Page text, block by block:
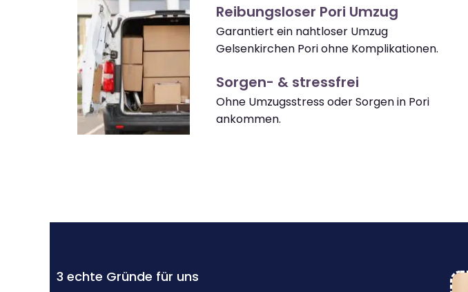
Reibungsloser Pori Umzug
Garantiert ein nahtloser Umzug
Gelsenkirchen Pori ohne Komplikationen.
Sorgen- & stressfrei
Ohne Umzugsstress oder Sorgen in Pori
ankommen.
3 echte Gründe für uns